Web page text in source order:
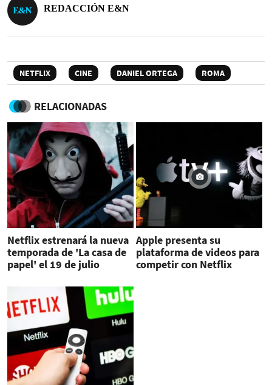
REDACCIÓN E&N
NETFLIX CINE DANIEL ORTEGA ROMA
RELACIONADAS
Netflix estrenará la nueva
temporada de 'La casa de
papel' el 19 de julio
Apple presenta su
plataforma de videos para
competir con Netflix